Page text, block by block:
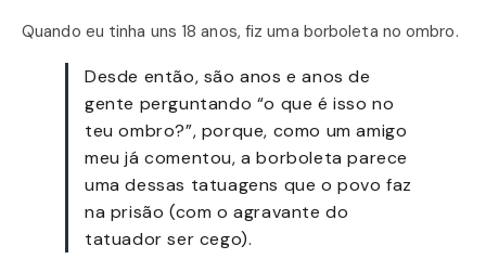
Quando eu tinha uns 18 anos, fiz uma borboleta no ombro.
Desde então, são anos e anos de
gente perguntando “o que é isso no
teu ombro?”, porque, como um amigo
meu já comentou, a borboleta parece
uma dessas tatuagens que o povo faz
na prisão (com o agravante do
tatuador ser cego).